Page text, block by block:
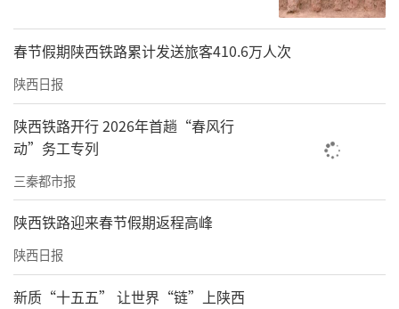
春节假期陕西铁路累计发送旅客410.6万人次
陕西日报
陕西铁路开行 2026年首趟“春风行
动”务工专列
三秦都市报
陕西铁路迎来春节假期返程高峰
陕西日报
新质“十五五” 让世界“链”上陕西